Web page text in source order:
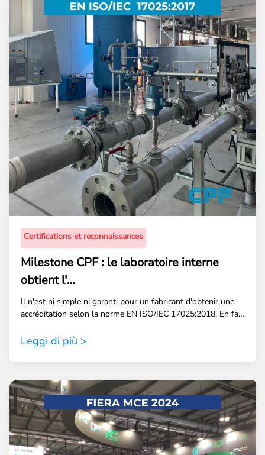
Certifications et reconnaissances
Milestone CPF : le laboratoire interne
obtient l'…
Il n'est ni simple ni garanti pour un fabricant d'obtenir une
accréditation selon la norme EN ISO/IEC 17025:2018. En fa…
Leggi di più >